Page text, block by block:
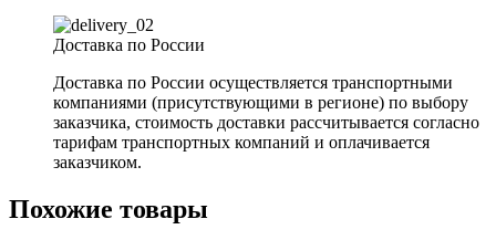
Доставка по России
Доставка по России осуществляется транспортными
компаниями (присутствующими в регионе) по выбору
заказчика, стоимость доставки рассчитывается согласно
тарифам транспортных компаний и оплачивается
заказчиком.
Похожие товары